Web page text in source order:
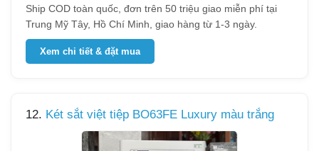
Ship COD toàn quốc, đơn trên 50 triệu giao miễn phí tại
Trung Mỹ Tây, Hồ Chí Minh, giao hàng từ 1-3 ngày.
Xem chi tiết & đặt mua
12. Két sắt việt tiệp BO63FE Luxury màu trắng